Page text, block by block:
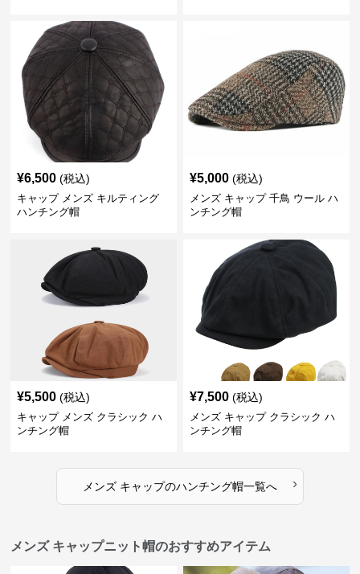
¥6,500 (税込)
キャップ メンズ キルティング
ハンチング帽
¥5,000 (税込)
メンズ キャップ 千鳥 ウール ハ
ンチング帽
¥5,500 (税込)
キャップ メンズ クラシック ハ
ンチング帽
¥7,500 (税込)
メンズ キャップ クラシック ハ
ンチング帽
メンズ キャップのハンチング帽一覧へ ›
メンズ キャップニット帽のおすすめアイテム